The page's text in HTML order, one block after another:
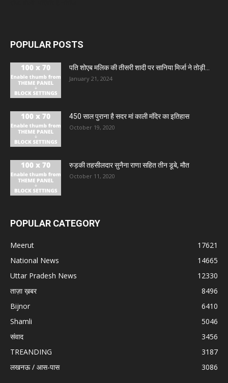
POPULAR POSTS
पति शोएब मलिक की तीसरी शादी पर सानिया मिर्जा ने तोड़ी...
January 21, 2024
450 साल पुराना है सदर मां काली मंदिर का इतिहास
October 19, 2020
रुड़की तहसीलदार सुनैना राणा सहित तीन डूबे, मौत
October 11, 2020
POPULAR CATEGORY
Meerut
17621
National News
14665
Uttar Pradesh News
12330
ताज़ा ख़बर
8496
Bijnor
6410
Shamli
5046
संवाद
3456
TREANDING
3187
लखनऊ / आस-पास
3086